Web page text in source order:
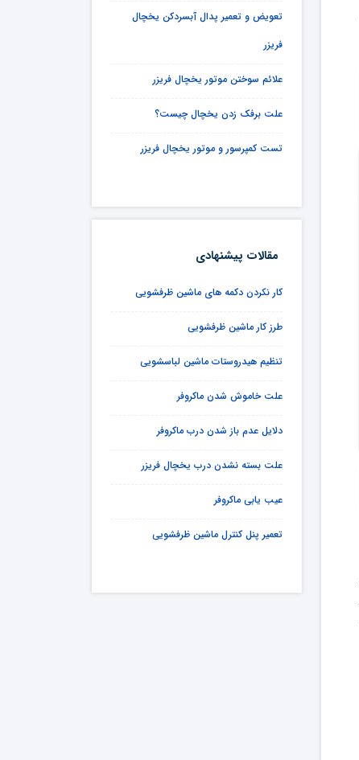
تعویض و تعمیر پدال آبسردکن یخچال
فریزر
علائم سوختن موتور یخچال فریزر
علت برفک زدن یخچال چیست؟
تست کمپرسور و موتور یخچال فریزر
مقالات پیشنهادی
کار نکردن دکمه های ماشین ظرفشویی
طرز کار ماشین ظرفشویی
تنظیم هیدروستات ماشین لباسشویی
علت خاموش شدن ماکروفر
دلایل عدم باز شدن درب ماکروفر
علت بسته نشدن درب یخچال فریزر
عیب یابی ماکروفر
تعمیر پنل کنترل ماشین ظرفشویی